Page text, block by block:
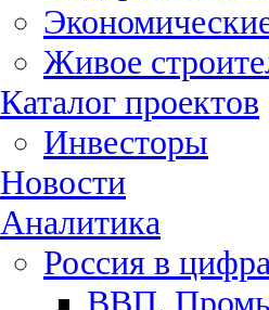
Живое
Каталог проектов
Инвесторы
Новости
Аналитика
Россия в